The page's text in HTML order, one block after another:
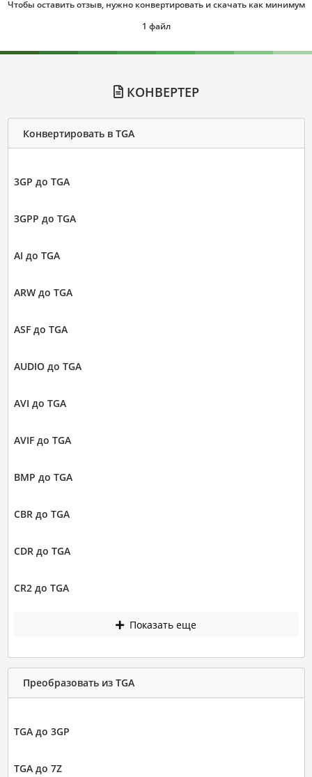
Чтобы оставить отзыв, нужно конвертировать и скачать как минимум
1 файл
КОНВЕРТЕР
Конвертировать в TGA
3GP до TGA
3GPP до TGA
AI до TGA
ARW до TGA
ASF до TGA
AUDIO до TGA
AVI до TGA
AVIF до TGA
BMP до TGA
CBR до TGA
CDR до TGA
CR2 до TGA
Показать еще
Преобразовать из TGA
TGA до 3GP
TGA до 7Z